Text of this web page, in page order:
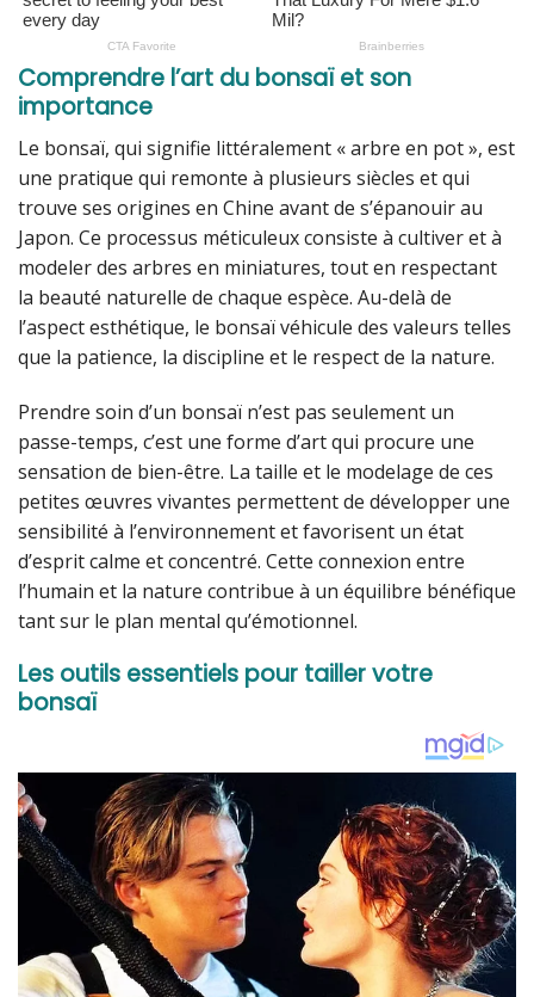
Comprendre l’art du bonsaï et son
importance
Le bonsaï, qui signifie littéralement « arbre en pot », est
une pratique qui remonte à plusieurs siècles et qui
trouve ses origines en Chine avant de s’épanouir au
Japon. Ce processus méticuleux consiste à cultiver et à
modeler des arbres en miniatures, tout en respectant
la beauté naturelle de chaque espèce. Au-delà de
l’aspect esthétique, le bonsaï véhicule des valeurs telles
que la patience, la discipline et le respect de la nature.
Prendre soin d’un bonsaï n’est pas seulement un
passe-temps, c’est une forme d’art qui procure une
sensation de bien-être. La taille et le modelage de ces
petites œuvres vivantes permettent de développer une
sensibilité à l’environnement et favorisent un état
d’esprit calme et concentré. Cette connexion entre
l’humain et la nature contribue à un équilibre bénéfique
tant sur le plan mental qu’émotionnel.
Les outils essentiels pour tailler votre
bonsaï